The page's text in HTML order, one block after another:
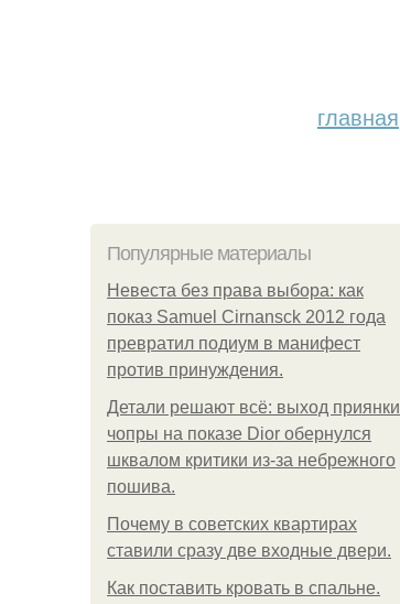
главная
Популярные материалы
Невеста без права выбора: как
показ Samuel Cirnansck 2012 года
превратил подиум в манифест
против принуждения.
Детали решают всё: выход приянки
чопры на показе Dior обернулся
шквалом критики из-за небрежного
пошива.
Почему в советских квартирах
ставили сразу две входные двери.
Как поставить кровать в спальне.